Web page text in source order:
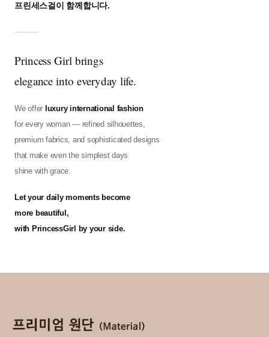
프린세스걸이 함께합니다.
Princess Girl brings
elegance into everyday life.
We offer luxury international fashion
for every woman — refined silhouettes,
premium fabrics, and sophisticated designs
that make even the simplest days
shine with grace.
Let your daily moments become
more beautiful,
with PrincessGirl by your side.